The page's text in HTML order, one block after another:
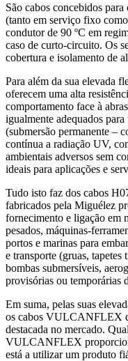
São cabos concebidos
(tanto em serviço fixo
condutor de 90 ºC em
caso de curto-circuito. Os
cobertura e isolamento de
Para além da sua elevada
oferecem uma alta
comportamento face à
igualmente adequados
(submersão permanente –
contínua a radiação UV,
ambientais adversos sem
ideais para aplicações e
Tudo isto faz dos cabos
fabricados pela Miguélez
fornecimento e ligação em
pesados, máquinas-
portos e marinas para
e transporte (gruas,
bombas submersíveis,
provisórias ou temporárias
Em suma, pelas suas
os cabos VULCANFLEX
destacada no mercado.
VULCANFLEX
está a utilizar um produto